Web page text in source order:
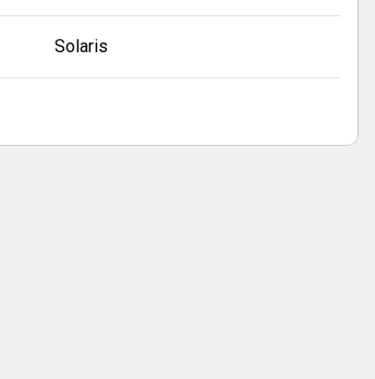
Solaris